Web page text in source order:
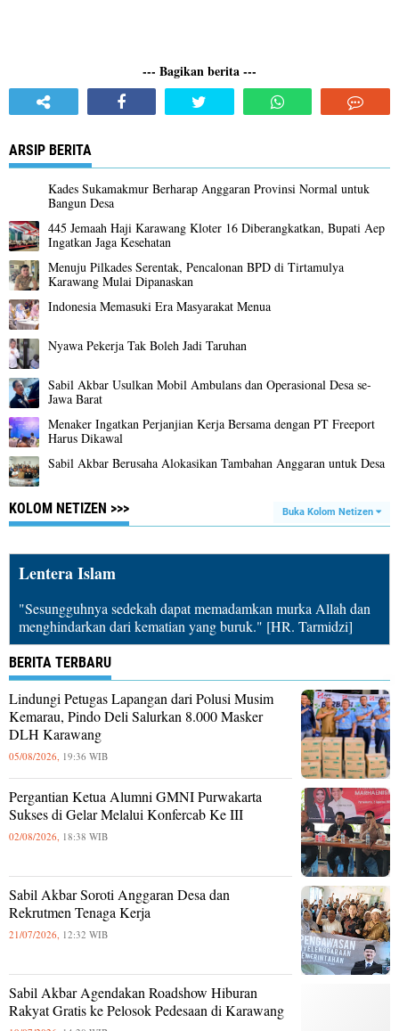
--- Bagikan berita ---
ARSIP BERITA
Kades Sukamakmur Berharap Anggaran Provinsi Normal untuk
Bangun Desa
445 Jemaah Haji Karawang Kloter 16 Diberangkatkan, Bupati Aep
Ingatkan Jaga Kesehatan
Menuju Pilkades Serentak, Pencalonan BPD di Tirtamulya
Karawang Mulai Dipanaskan
Indonesia Memasuki Era Masyarakat Menua
Nyawa Pekerja Tak Boleh Jadi Taruhan
Sabil Akbar Usulkan Mobil Ambulans dan Operasional Desa se-
Jawa Barat
Menaker Ingatkan Perjanjian Kerja Bersama dengan PT Freeport
Harus Dikawal
Sabil Akbar Berusaha Alokasikan Tambahan Anggaran untuk Desa
KOLOM NETIZEN >>> Buka Kolom Netizen
Lentera Islam
"Sesungguhnya sedekah dapat memadamkan murka Allah dan
menghindarkan dari kematian yang buruk." [HR. Tarmidzi]
BERITA TERBARU
Lindungi Petugas Lapangan dari Polusi Musim
Kemarau, Pindo Deli Salurkan 8.000 Masker
DLH Karawang
05/08/2026, 19:36 WIB
Pergantian Ketua Alumni GMNI Purwakarta
Sukses di Gelar Melalui Konfercab Ke III
02/08/2026, 18:38 WIB
Sabil Akbar Soroti Anggaran Desa dan
Rekrutmen Tenaga Kerja
21/07/2026, 12:32 WIB
Sabil Akbar Agendakan Roadshow Hiburan
Rakyat Gratis ke Pelosok Pedesaan di Karawang